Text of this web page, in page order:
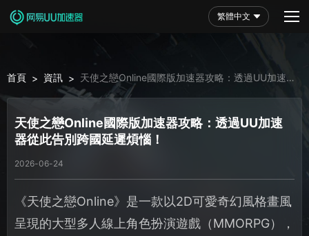
繁體中文
首頁 > 資訊 > 天使之戀Online國際版加速器攻略：透過UU加速器
從此告別跨國延遲煩惱！
天使之戀Online國際版加速器攻略：透過UU加速
器從此告別跨國延遲煩惱！
2026-06-24
《天使之戀Online》是一款以2D可愛奇幻風格畫風
呈現的大型多人線上角色扮演遊戲（MMORPG），